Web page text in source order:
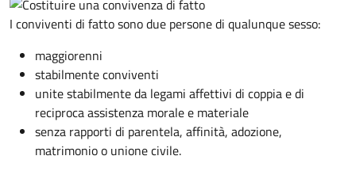
I conviventi di fatto sono due persone di qualunque sesso:
maggiorenni
stabilmente conviventi
unite stabilmente da legami affettivi di coppia e di
reciproca assistenza morale e materiale
senza rapporti di parentela, affinità, adozione,
matrimonio o unione civile.